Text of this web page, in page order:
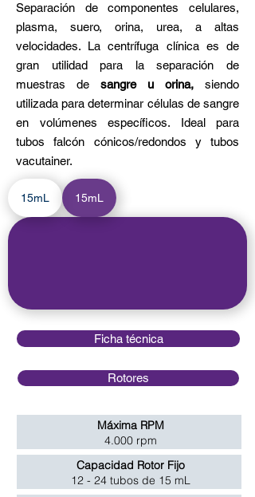
Separación de componentes celulares,
plasma, suero, orina, urea, a altas
velocidades. La centrífuga clínica es de
gran utilidad para la separación de
muestras de sangre u orina, siendo
utilizada para determinar células de sangre
en volúmenes específicos. Ideal para
tubos falcón cónicos/redondos y tubos
vacutainer.
15mL 15mL
Ficha técnica
Rotores
Máxima RPM
4.000 rpm
Capacidad Rotor Fijo
12 - 24 tubos de 15 mL